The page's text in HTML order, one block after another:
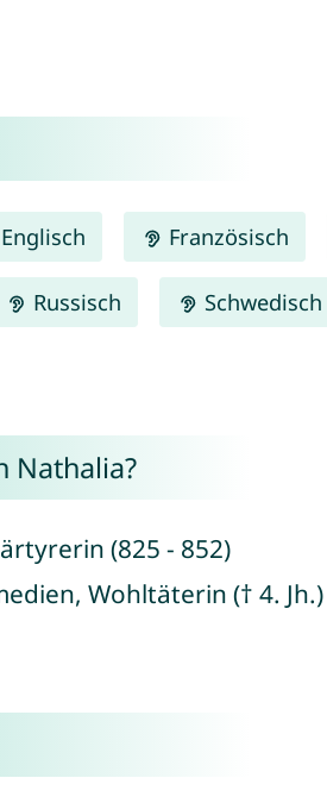
Englisch Französisch
Russisch Schwedisch
Nathalia?
(825 - 852)
Wohltäterin († 4. Jh.)